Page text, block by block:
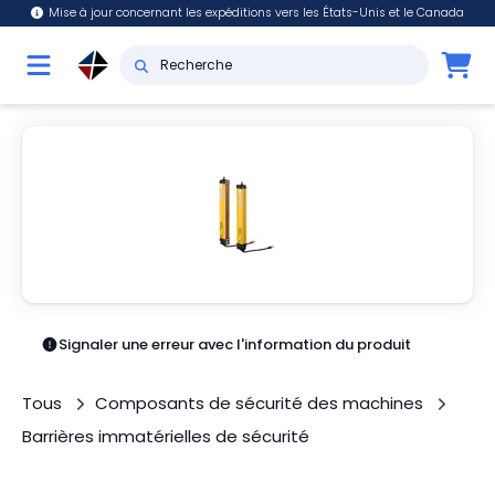
Mise à jour concernant les expéditions vers les États-Unis et le Canada
Signaler une erreur avec l'information du produit
Tous
Composants de sécurité des machines
Barrières immatérielles de sécurité